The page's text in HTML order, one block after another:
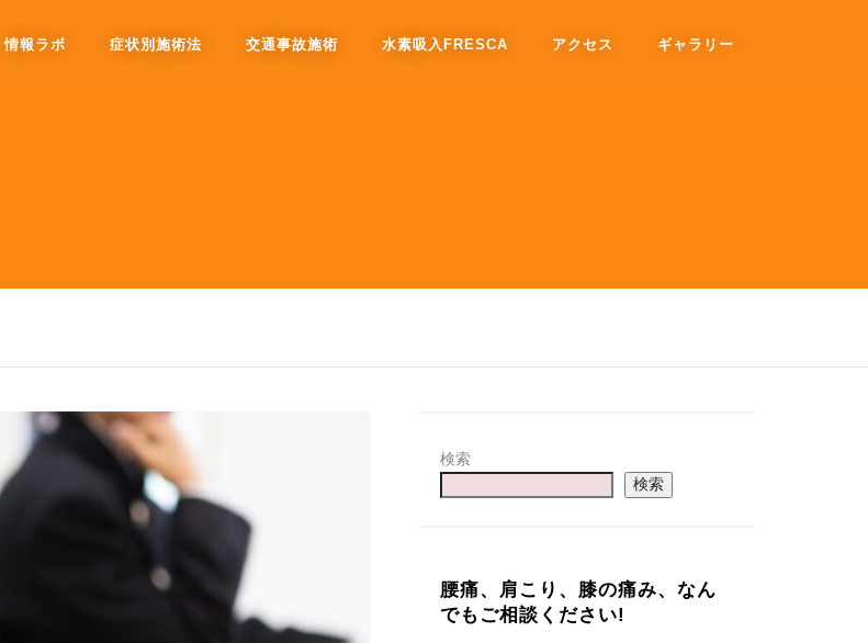
情報ラボ 症状別施術法 交通事故施術 水素吸入FRESCA アクセス ギャラリー
検索
検索
腰痛、肩こり、膝の痛み、なん
でもご相談ください!